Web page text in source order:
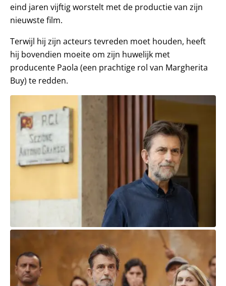
eind jaren vijftig worstelt met de productie van zijn
nieuwste film.
Terwijl hij zijn acteurs tevreden moet houden, heeft
hij bovendien moeite om zijn huwelijk met
producente Paola (een prachtige rol van Margherita
Buy) te redden.